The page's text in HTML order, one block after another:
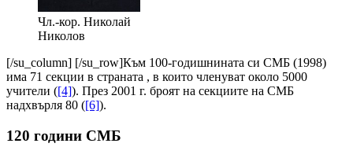
Чл.-кор. Николай
Николов
[/su_column] [/su_row]Към 100-годишнината си СМБ (1998)
има 71 секции в страната , в които членуват около 5000
учители ([4]). През 2001 г. броят на секциите на СМБ
надхвърля 80 ([6]).
120 години СМБ